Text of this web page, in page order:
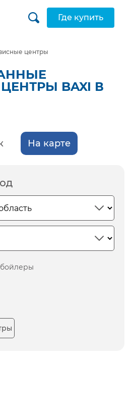
Где купить
центры
BAXI В
На карте